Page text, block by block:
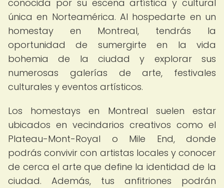
conocida por su escena artística y cultural
única en Norteamérica. Al hospedarte en un
homestay en Montreal, tendrás la
oportunidad de sumergirte en la vida
bohemia de la ciudad y explorar sus
numerosas galerías de arte, festivales
culturales y eventos artísticos.
Los homestays en Montreal suelen estar
ubicados en vecindarios creativos como el
Plateau-Mont-Royal o Mile End, donde
podrás convivir con artistas locales y conocer
de cerca el arte que define la identidad de la
ciudad. Además, tus anfitriones podrán